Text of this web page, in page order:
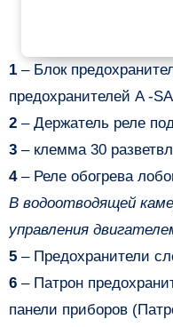
1– Блок
предохранителей A -
2– Держатель реле
3– клемма 30
4– Реле обогрева
В водоотводящей
управления
5– Предохранители
6– Патрон
панели приборов